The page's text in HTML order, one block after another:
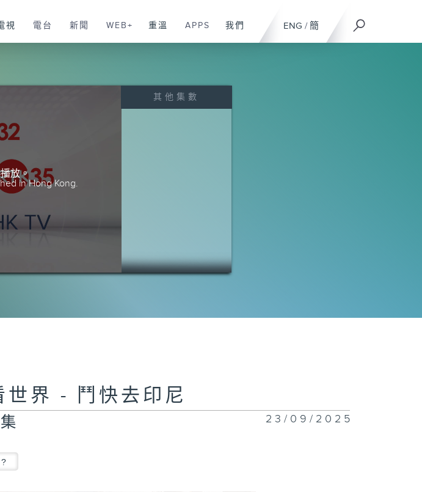
ENG / 簡
視 電台 新聞 WEB+ 重溫 APPS 我們
放。
in Hong Kong.
其他集數
世界 - 鬥快去印尼
23/09/2025